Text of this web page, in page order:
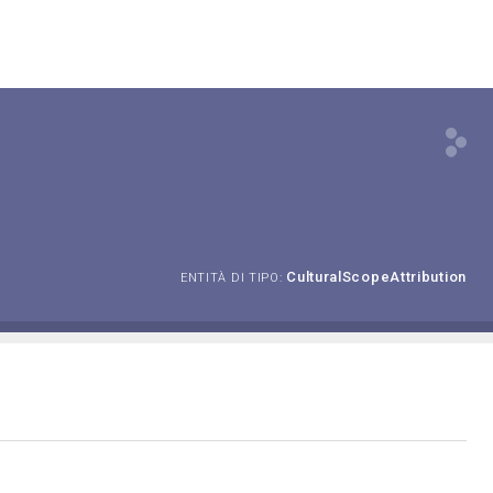
ENTITÀ DI TIPO: CulturalScopeAttribution